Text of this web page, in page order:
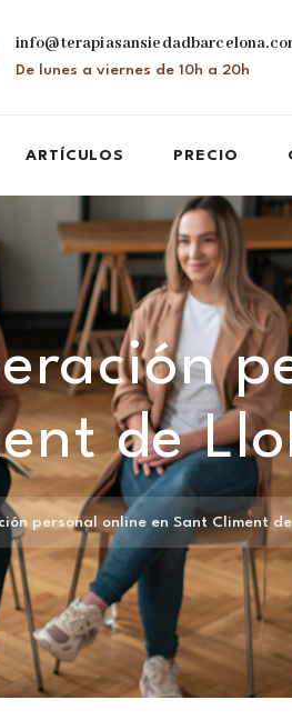
De lunes a viernes de 10h a 20h
ARTÍCULOS PRECIO
de
personal online en Sant Climent de